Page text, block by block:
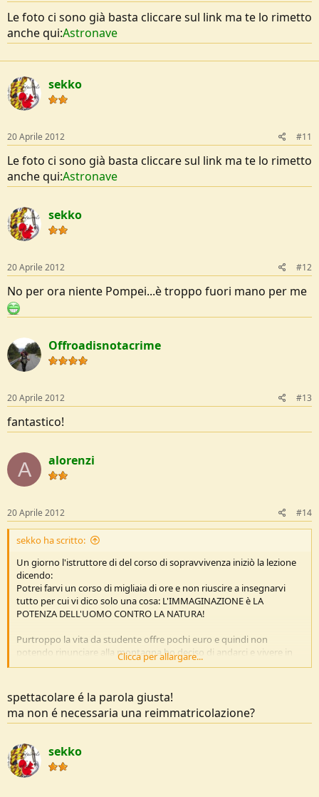
Le foto ci sono già basta cliccare sul link ma te lo rimetto
anche qui:Astronave
sekko
20 Aprile 2012 #11
Le foto ci sono già basta cliccare sul link ma te lo rimetto
anche qui:Astronave
sekko
20 Aprile 2012 #12
No per ora niente Pompei...è troppo fuori mano per me
Offroadisnotacrime
20 Aprile 2012 #13
fantastico!
A alorenzi
20 Aprile 2012 #14
sekko ha scritto:
Un giorno l'istruttore di del corso di sopravvivenza iniziò la lezione
dicendo:
Potrei farvi un corso di migliaia di ore e non riuscire a insegnarvi
tutto per cui vi dico solo una cosa: L'IMMAGINAZIONE è LA
POTENZA DELL'UOMO CONTRO LA NATURA!
Purtroppo la vita da studente offre pochi euro e quindi non
potendo rinunciare alla montagna ho deciso di andarci e vivere in
macchina!
L'auto è una toyota avensis verso da 7 posti e 300.000km.
Tutto è iniziato msemplicemente lasciando solo i 2 posti davanti e
larghezza non era abbastanza e le prime notti sono diventate
avventure.
Poi ho deciso di investire 50 euro in un asse di legno e della
Clicca per allargare...
spettacolare é la parola giusta!
ma non é necessaria una reimmatricolazione?
sekko